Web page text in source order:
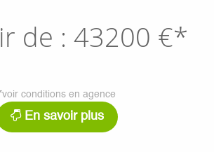
de : 43200 €*
conditions en agence
En savoir plus